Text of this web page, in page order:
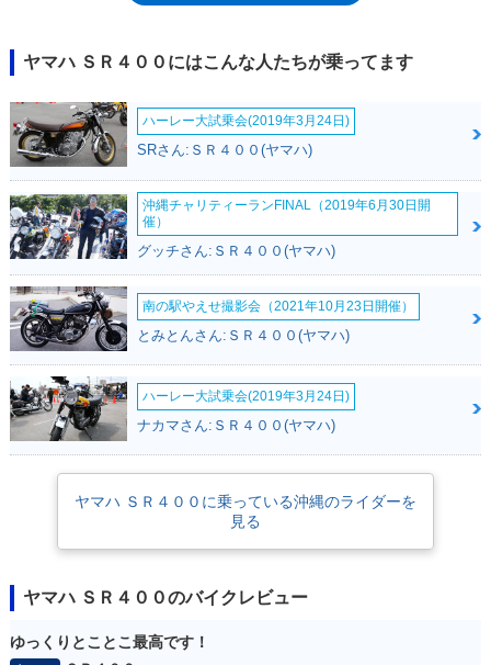
るバイクではないため、走行距離は長くても程度の良いものが多いのもポ
イントだ。ややレトロなフォルムはオーナーの世代を選ばず、シニアが乗
ればシックに、ティーンが乗ればフォーマルにキマるビジュアルの良さも
人気の秘密。見た目によらず軽くて乗りやすいため、女性ライダー人気も
高い。キック一発でエンジンの鼓動が始まる、バイク乗りだけが知る、あ
のたまらない一瞬を得るためにSR400を選ぶライダーは少なくない。そし
あるものの、低速域から一気に吹き上がる加速感は車重の軽さともあいま
ってたまらない乗り味となっている。買ったときのままシンプルでオーソ
ドックスなフォルムを楽しむもよし、カスタムパーツの豊富さを生かして
さまざまなスタイルにカスタムするのもよし。乗る人の好みに合わせ、非
常に幅広い楽しみ方ができるのも魅力だ。2017年には、排出ガス規制の
強化に伴い、再び生産が終了したが、翌2018年11月には、規制適合モデ
ルが再々デビューし、現役モデルとして新車ラインナップに復帰した。し
かしながら、2年半後の2021年3月には「ファイナルエディション」と
1,000台限定の「ファイナルリミテッド」が発売され、平成32年（令和2
年）規制に適合することなく、モデルライフを終えた。
ヤマハ ＳＲ４００にはこんな人たちが乗ってます
ハーレー大試乗会(2019年3月24日)
SRさん:ＳＲ４００(ヤマハ)
沖縄チャリティーランFINAL（2019年6月30日開
催）
グッチさん:ＳＲ４００(ヤマハ)
南の駅やえせ撮影会（2021年10月23日開催）
とみとんさん:ＳＲ４００(ヤマハ)
ハーレー大試乗会(2019年3月24日)
ナカマさん:ＳＲ４００(ヤマハ)
ヤマハ ＳＲ４００に乗っている沖縄のライダーを
見る
ヤマハ ＳＲ４００のバイクレビュー
ゆっくりとことこ最高です！